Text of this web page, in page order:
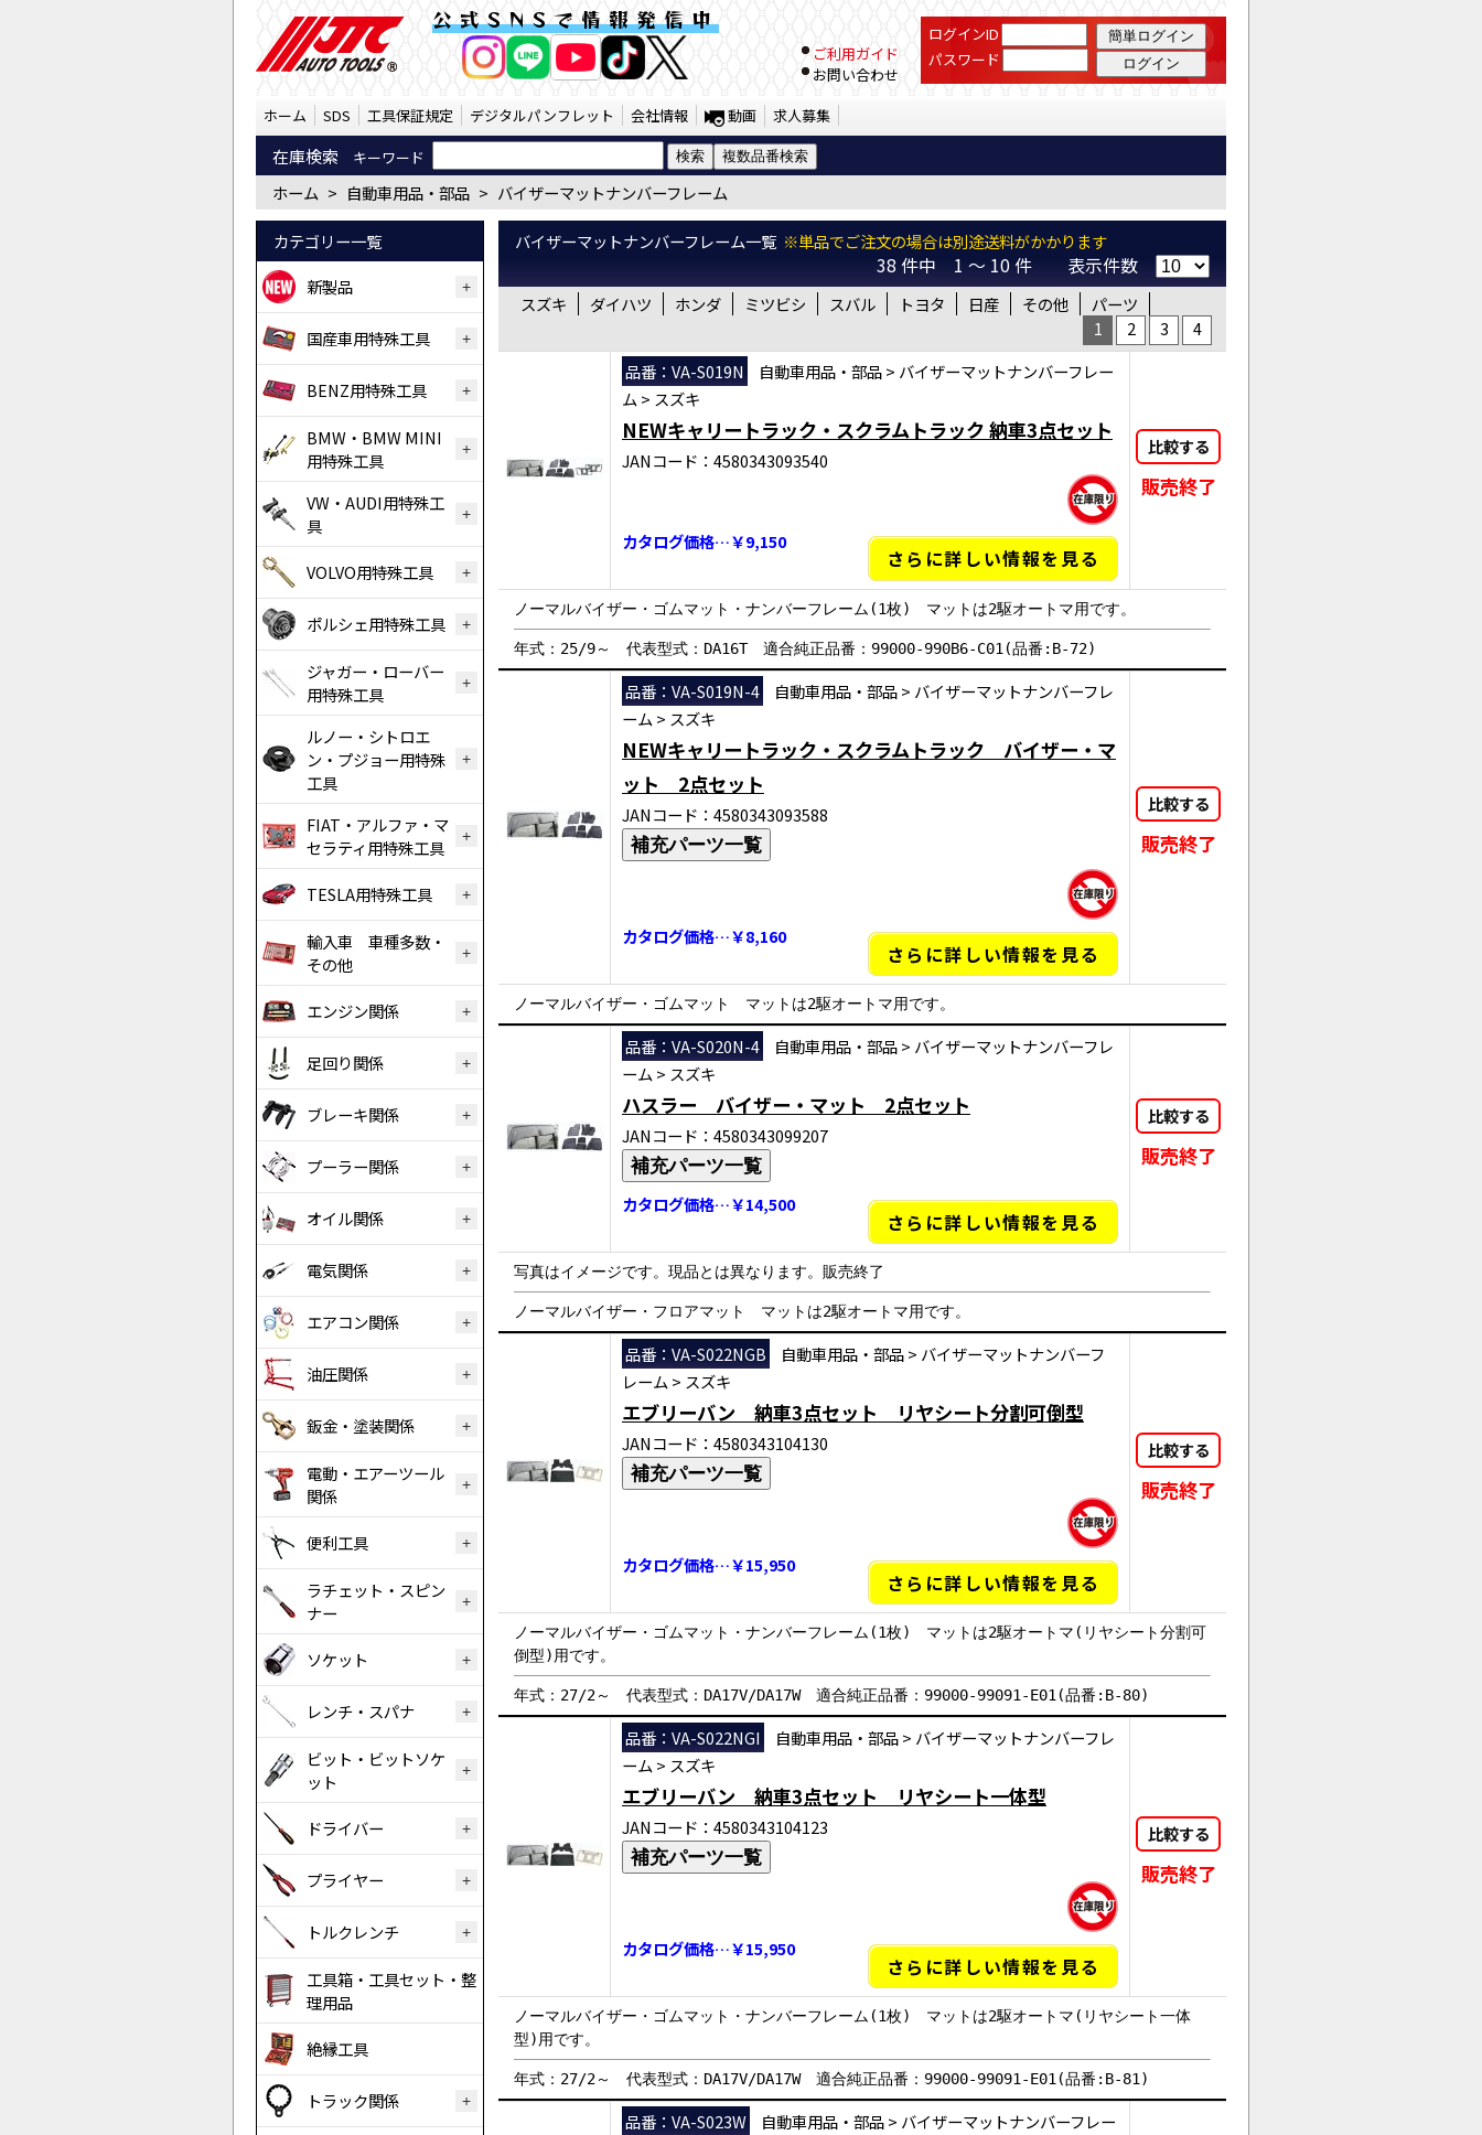
自動車用品・部品 バイザーマットナンバーフレーム （SST） | JTC Auto Tools
公式SNSで情報発信中
ログインID
パスワード
ご利用ガイド
お問い合わせ
ホーム
SDS 工具保証規定 デジタルパンフレット 会社情報 動画 求人募集
在庫検索 キーワード
ホーム > 自動車用品・部品 > バイザーマットナンバーフレーム
カテゴリー一覧
新製品
国産車用特殊工具
BENZ用特殊工具
BMW・BMW MINI
用特殊工具
VW・AUDI用特殊工
具
VOLVO用特殊工具
ポルシェ用特殊工具
ジャガー・ローバー
用特殊工具
ルノー・シトロエ
ン・プジョー用特殊
工具
FIAT・アルファ・マ
セラティ用特殊工具
TESLA用特殊工具
輸入車 車種多数・
その他
エンジン関係
足回り関係
ブレーキ関係
プーラー関係
オイル関係
電気関係
エアコン関係
油圧関係
鈑金・塗装関係
電動・エアーツール
関係
便利工具
ラチェット・スピン
ナー
ソケット
レンチ・スパナ
ビット・ビットソケ
ット
ドライバー
プライヤー
トルクレンチ
工具箱・工具セット・整
理用品
絶縁工具
トラック関係
バイザーマットナンバーフレーム一覧 ※単品でご注文の場合は別途送料がかかります
38 件中 1 ～ 10 件 表示件数
スズキ ダイハツ ホンダ ミツビシ スバル トヨタ 日産 その他
パーツ
1
2 3
4
品番：VA-S019N
自動車用品・部品> バイザーマットナンバーフレー
ム > スズキ
NEWキャリートラック・スクラムトラック 納車3点セット
JANコード：4580343093540
カタログ価格…￥9,150
さらに詳しい情報を見る
比較する
販売終了
ノーマルバイザー・ゴムマット・ナンバーフレーム(1枚) マットは2駆オートマ用です。
年式：25/9～ 代表型式：DA16T 適合純正品番：99000-990B6-C01(品番:B-72)
品番：VA-S019N-4 自動車用品・部品> バイザーマットナンバーフレ
ーム > スズキ
NEWキャリートラック・スクラムトラック バイザー・マ
ット 2点セット
JANコード：4580343093588
補充パーツ一覧
カタログ価格…￥8,160
さらに詳しい情報を見る
比較する
販売終了
ノーマルバイザー・ゴムマット マットは2駆オートマ用です。
品番：VA-S020N-4 自動車用品・部品> バイザーマットナンバーフレ
ーム > スズキ
ハスラー バイザー・マット 2点セット
JANコード：4580343099207
補充パーツ一覧
カタログ価格…￥14,500
さらに詳しい情報を見る
比較する
販売終了
写真はイメージです。現品とは異なります。販売終了
ノーマルバイザー・フロアマット マットは2駆オートマ用です。
品番：VA-S022NGB 自動車用品・部品> バイザーマットナンバーフ
レーム > スズキ
エブリーバン 納車3点セット リヤシート分割可倒型
JANコード：4580343104130
補充パーツ一覧
カタログ価格…￥15,950
さらに詳しい情報を見る
比較する
販売終了
ノーマルバイザー・ゴムマット・ナンバーフレーム(1枚) マットは2駆オートマ(リヤシート分割可
倒型)用です。
年式：27/2～ 代表型式：DA17V/DA17W 適合純正品番：99000-99091-E01(品番:B-80)
品番：VA-S022NGI 自動車用品・部品> バイザーマットナンバーフレ
ーム > スズキ
エブリーバン 納車3点セット リヤシート一体型
JANコード：4580343104123
補充パーツ一覧
カタログ価格…￥15,950
さらに詳しい情報を見る
比較する
販売終了
ノーマルバイザー・ゴムマット・ナンバーフレーム(1枚) マットは2駆オートマ(リヤシート一体
型)用です。
年式：27/2～ 代表型式：DA17V/DA17W 適合純正品番：99000-99091-E01(品番:B-81)
品番：VA-S023W 自動車用品・部品> バイザーマットナンバーフレー